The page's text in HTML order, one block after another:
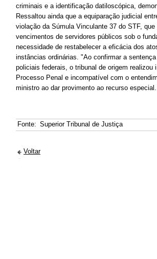
criminais e a identificação datiloscópica,
Ressaltou ainda que a equiparação judicial
violação da Súmula Vinculante 37 do STF,
vencimentos de servidores públicos sob o
necessidade de restabelecer a eficácia dos
instâncias ordinárias. "Ao confirmar a
policiais federais, o tribunal de origem realizou
Processo Penal e incompatível com o
ministro ao dar provimento ao recurso
Fonte: Superior Tribunal de Justiça
Voltar